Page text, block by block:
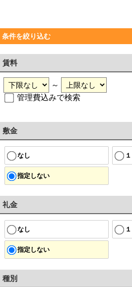
条件を絞り込む
賃料
～
管理費込みで検索
敷金
なし
指定しない
礼金
なし
指定しない
種別